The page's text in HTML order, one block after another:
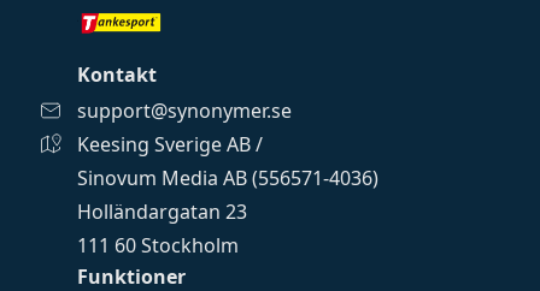
Funktioner
Kontakt
support@synonymer.se
Keesing Sverige AB /
Sinovum Media AB (556571-4036)
Holländargatan 23
111 60 Stockholm